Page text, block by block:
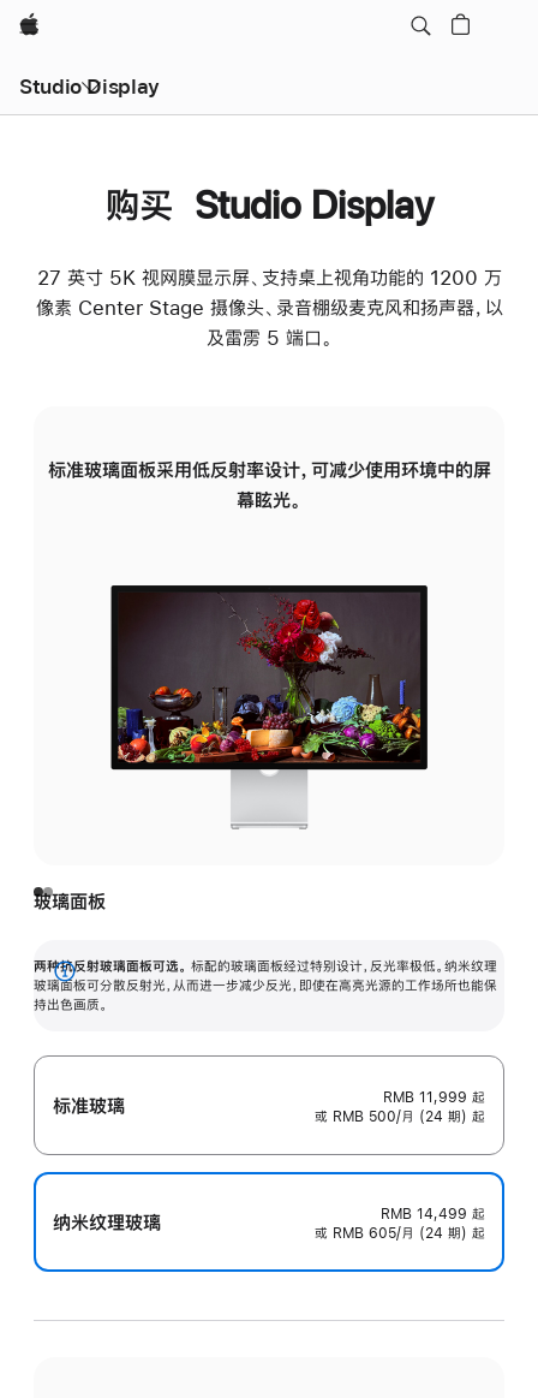
Apple
Studio Display
购买 Studio Display
27 英寸 5K 视网膜显示屏、支持桌上视角功能的 1200 万
像素 Center Stage 摄像头、录音棚级麦克风和扬声器，以
及雷雳 5 端口。
标准玻璃面板采用低反射率设计，可减少使用环境中的屏
幕眩光。
玻璃面板
两种抗反射玻璃面板可选。 标配的玻璃面板经过特别设计，反光率极低。纳米纹理
玻璃面板可分散反射光，从而进一步减少反光，即使在高亮光源的工作场所也能保
持出色画质。
展
开
标准玻璃 RMB 11,999 起
或 RMB 500/月 (24 期) 起
纳米纹理玻璃 RMB 14,499 起
或 RMB 605/月 (24 期) 起